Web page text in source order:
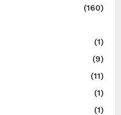
(160)
(1)
(9)
(11)
(1)
(1)